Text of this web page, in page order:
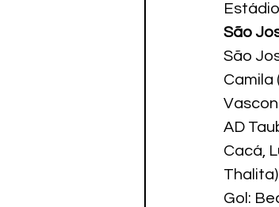
São
São
Camila
AD
Cacá,
Gol: